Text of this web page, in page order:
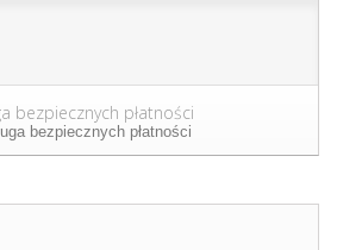
bezpiecznych płatności